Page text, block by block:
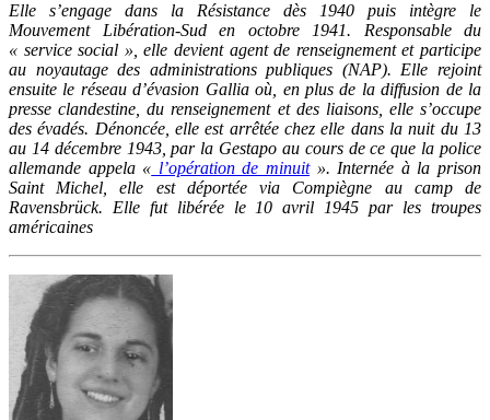
Elle s’engage dans la Résistance dès 1940 puis intègre le
Mouvement Libération-Sud en octobre 1941. Responsable du
« service social », elle devient agent de renseignement et participe
au noyautage des administrations publiques (NAP). Elle rejoint
ensuite le réseau d’évasion Gallia où, en plus de la diffusion de la
presse clandestine, du renseignement et des liaisons, elle s’occupe
des évadés. Dénoncée, elle est arrêtée chez elle dans la nuit du 13
au 14 décembre 1943, par la Gestapo au cours de ce que la police
allemande appela « l’opération de minuit». Internée à la prison
Saint Michel, elle est déportée via Compiègne au camp de
Ravensbrück. Elle fut libérée le 10 avril 1945 par les troupes
américaines